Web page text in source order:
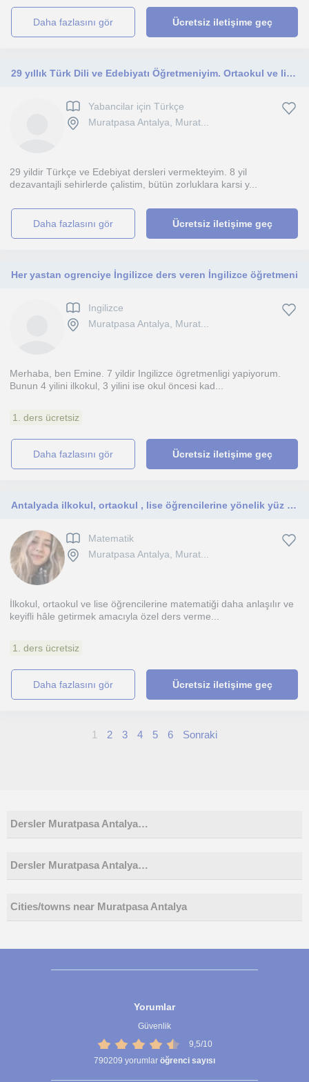
daha fazlasını gör Ücretsiz iletişime geç
29 yıllık Türk Dili ve Edebiyatı Öğretmeniyim. Ortaokul ve liselerde ders verdim. Yabancılara ve otistik çocuklara ders verdim.
Yabancilar için Türkçe
Muratpasa Antalya, Murat...
29 yildir Türkçe ve Edebiyat dersleri vermekteyim. 8 yil
dezavantajli sehirlerde çalistim, bütün zorluklara karsi y...
daha fazlasını gör Ücretsiz iletişime geç
Her yastan ogrenciye İngilizce ders veren İngilizce öğretmeni
Ingilizce
Muratpasa Antalya, Murat...
Merhaba, ben Emine. 7 yildir Ingilizce ögretmenligi yapiyorum.
Bunun 4 yilini ilkokul, 3 yilini ise okul öncesi kad...
1. ders ücretsiz
daha fazlasını gör Ücretsiz iletişime geç
Antalyada ilkokul, ortaokul , lise öğrencilerine yönelik yüz yüze özel ders vermek istiyorum.
Matematik
Muratpasa Antalya, Murat...
İlkokul, ortaokul ve lise öğrencilerine matematiği daha anlaşılır ve
keyifli hâle getirmek amacıyla özel ders verme...
1. ders ücretsiz
daha fazlasını gör Ücretsiz iletişime geç
1 2 3 4 5 6 Sonraki
Dersler Muratpasa Antalya…
Dersler Muratpasa Antalya…
Cities/towns near Muratpasa Antalya
Yorumlar
Güvenlik
9,5/10
790209 yorumlar öğrenci sayısı